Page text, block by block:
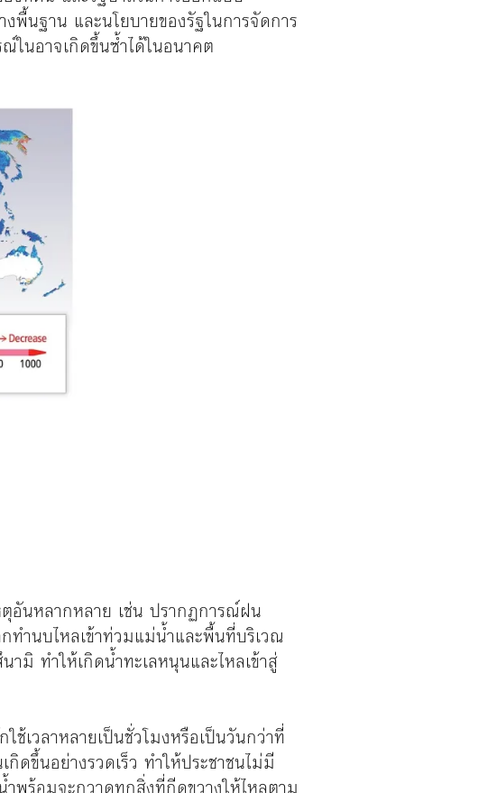
พื้นฐาน และนโยบายของรัฐในการจัดการ
นอาจเกิดขึ้นซ้ำได้ในอนาคต
อันหลากหลาย เช่น ปรากฏการณ์ฝน
ทำนบไหลเข้าท่วมแม่น้ำและพื้นที่บริเวณ
มิ ทำให้เกิดน้ำทะเลหนุนและไหลเข้าสู่
เวลาหลายเป็นชั่วโมงหรือเป็นวันกว่าที่
ขึ้นอย่างรวดเร็ว ทำให้ประชาชนไม่มี